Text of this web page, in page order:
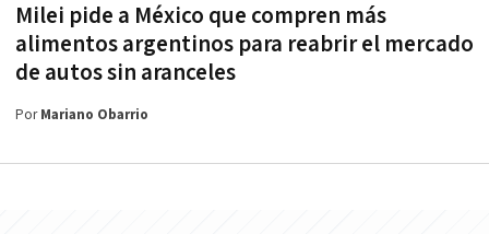
Milei pide a México que compren más
alimentos argentinos para reabrir el mercado
de autos sin aranceles
PorMariano Obarrio